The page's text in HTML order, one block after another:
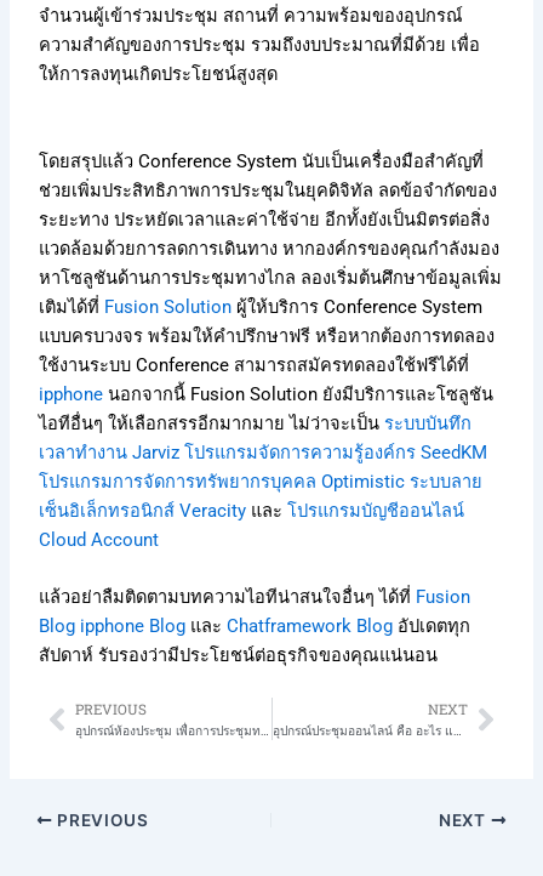
จำนวนผู้เข้าร่วมประชุม สถานที่ ความพร้อมของอุปกรณ์
ความสำคัญของการประชุม รวมถึงงบประมาณที่มีด้วย เพื่อ
ให้การลงทุนเกิดประโยชน์สูงสุด
โดยสรุปแล้ว Conference System นับเป็นเครื่องมือสำคัญที่
ช่วยเพิ่มประสิทธิภาพการประชุมในยุคดิจิทัล ลดข้อจำกัดของ
ระยะทาง ประหยัดเวลาและค่าใช้จ่าย อีกทั้งยังเป็นมิตรต่อสิ่ง
แวดล้อมด้วยการลดการเดินทาง หากองค์กรของคุณกำลังมอง
หาโซลูชันด้านการประชุมทางไกล ลองเริ่มต้นศึกษาข้อมูลเพิ่ม
เติมได้ที่ Fusion Solution ผู้ให้บริการ Conference System
แบบครบวงจร พร้อมให้คำปรึกษาฟรี หรือหากต้องการทดลอง
ใช้งานระบบ Conference สามารถสมัครทดลองใช้ฟรีได้ที่
ipphone นอกจากนี้ Fusion Solution ยังมีบริการและโซลูชัน
ไอทีอื่นๆ ให้เลือกสรรอีกมากมาย ไม่ว่าจะเป็นระบบบันทึก
เวลาทำงาน Jarviz โปรแกรมจัดการความรู้องค์กร SeedKM
โปรแกรมการจัดการทรัพยากรบุคคล Optimistic ระบบลาย
เซ็นอิเล็กทรอนิกส์ Veracity และโปรแกรมบัญชีออนไลน์
Cloud Account
แล้วอย่าลืมติดตามบทความไอทีน่าสนใจอื่นๆ ได้ที่ Fusion
Blog ipphone Blog และChatframework Blog อัปเดตทุก
สัปดาห์ รับรองว่ามีประโยชน์ต่อธุรกิจของคุณแน่นอน
Prev
PREVIOUS
อุปกรณ์ห้องประชุม เพื่อการประชุมทางไกลอย่างมีประสิทธิภาพ
NEXT
อุปกรณ์ประชุมออนไลน์ คือ อะไร และทำไมจึงสำคัญ สำหรับธุรกิจยุคใหม่
PREVIOUS NEXT